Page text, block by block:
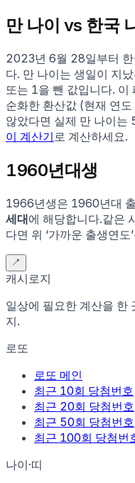
만 나이 vs 한국
2023년 6월 28일부터 한
다. 만 나이는 생일이 지
또는 1을 뺀 값입니다. 이
순화한 환산값 (현재 연
않았다면 실제 만 나이는
이 계산기로 계산하세요.
1960년대생
1966년생은 1960년대
세대에 해당합니다.같은
다면 위 ‘가까운 출생연도
↗
캐시로지
일상에 필요한 계산을 한
지.
로또
로또 메인
최근 10회 당첨번호
최근 20회 당첨번호
최근 50회 당첨번호
최근 100회 당첨번
나이·띠